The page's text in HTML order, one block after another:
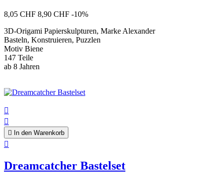
8,05 CHF 8,90 CHF -10%
3D-Origami Papierskulpturen, Marke Alexander
Basteln, Konstruieren, Puzzlen
Motiv Biene
147 Teile
ab 8 Jahren


 In den Warenkorb

Dreamcatcher Bastelset